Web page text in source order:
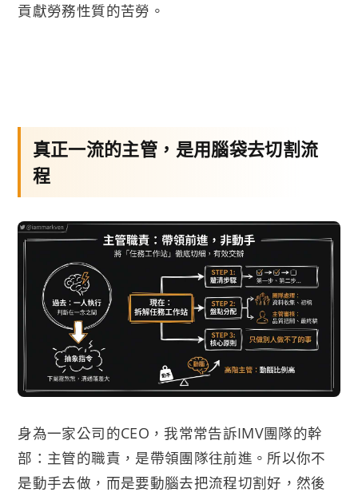
貢獻勞務性質的苦勞。
真正一流的主管，是用腦袋去切割流
程
身為一家公司的CEO，我常常告訴IMV團隊的幹
部：主管的職責，是帶領團隊往前進。所以你不
是動手去做，而是要動腦去把流程切割好，然後